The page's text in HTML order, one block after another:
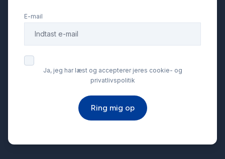
Fjernbetjent centrallås
Fuld LED forlygter
Head-Up Display
E-mail
Ja, jeg har læst og accepterer jeres cookie- og
privatlivspolitik
Ring mig op